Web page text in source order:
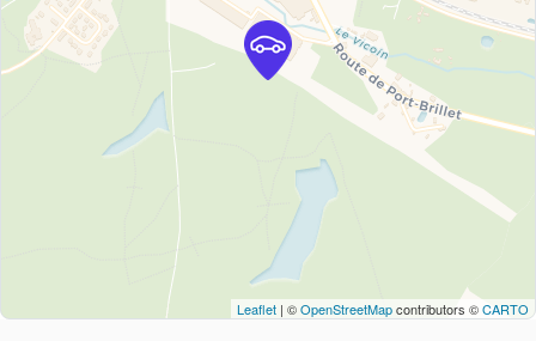
Leaflet | ©OpenStreetMapcontributors ©CARTO